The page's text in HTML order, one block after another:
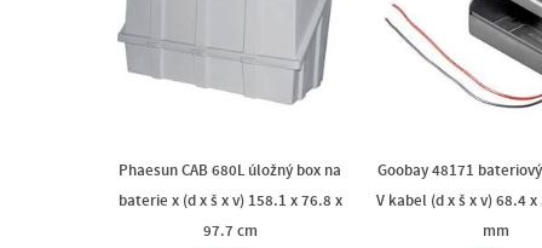
Phaesun CAB 680L úložný box na
baterie x (d x š x v) 158.1 x 76.8 x
97.7 cm
Goobay 48171
V kabel (d x š x v) 68.4
mm